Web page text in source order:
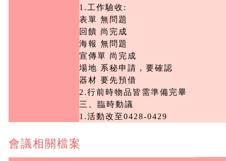
1.工作驗收:
表單 無問題
回饋 尚完成
海報 無問題
宣傳單 尚完成
場地 系秘申請，要確認
器材 要先預借
2.行前時物品皆需準備完畢
三、臨時動議
1.活動改至0428-0429
會議相關檔案